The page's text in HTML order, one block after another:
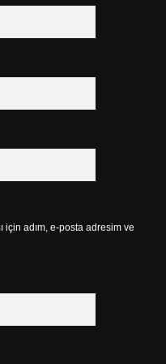
için adım, e-posta adresim ve